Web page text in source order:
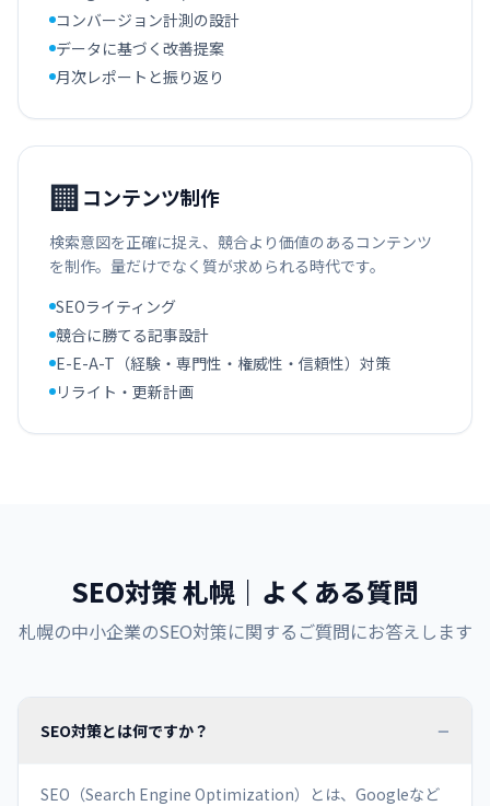
コンバージョン計測の設計
データに基づく改善提案
月次レポートと振り返り
🏢コンテンツ制作
検索意図を正確に捉え、競合より価値のあるコンテンツ
を制作。量だけでなく質が求められる時代です。
SEOライティング
競合に勝てる記事設計
E-E-A-T（経験・専門性・権威性・信頼性）対策
リライト・更新計画
SEO対策 札幌｜よくある質問
札幌の中小企業のSEO対策に関するご質問にお答えします
SEO対策とは何ですか？ −
SEO（Search Engine Optimization）とは、Googleなど